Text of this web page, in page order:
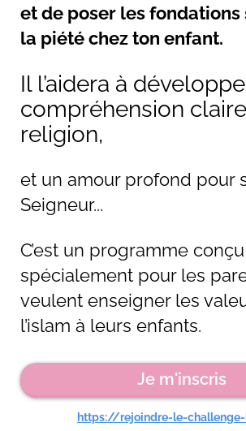
et de poser les fondations
la piété chez ton enfant.
Il l’aidera à
compréhension
religion,
et un amour profond pour
Seigneur...
C’est un programme conçu
spécialement pour les
veulent enseigner les
l’islam à leurs enfants.
Je m'inscris
https://rejoindre-le-